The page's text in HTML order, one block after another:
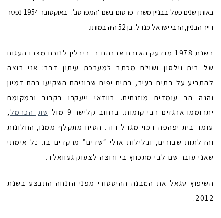
באותן שנים פעל בבניין משרד פרסום בשם ‘המפרסם’. באוקטובר 1954 נפטר
דייר הבניין, הרבי ישראל מנדל. בן 52 היה במותו.
בשנת 1978 מזדעק האזרח אברהם ב. ריבלין לנוכח מצבו העגום
של בית וילסון ושולח מכתב למערכת עיתון דבר: אני רוצה
להתריע על בתים בעיר, בתים יפים שבוניהם השקיעו בהם דמיון
והנה הם עומדים מוזנחים. בוודאי ייעקרו בקרוב ובמקומם
יתרוממו ארגזים רבי קומות. ברחוב קלישר 9 מול
שוק הכרמל,
עומד בית יפהפה דמוי מגדל דוד. הטיח מתקלף ממנו, החלונות
והדלתות שבורים, ובלילות אולי “שדים” מרקדים בו. כל אימתי
שאני עובר שם לבי מתכווץ בי ורוצה לצעוק געוואלד.
השיפוץ שגאל את המבנה ההיסטורי מפני הזנחה התבצע בשנת
2012.